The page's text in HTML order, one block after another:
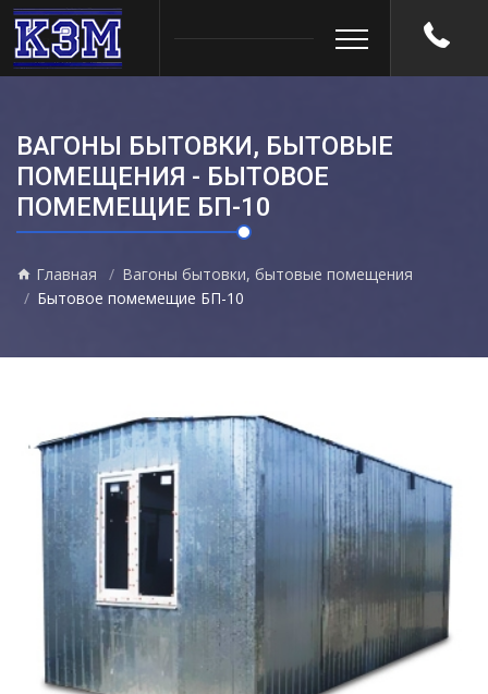
ВАГОНЫ БЫТОВКИ, БЫТОВЫЕ
ПОМЕЩЕНИЯ - БЫТОВОЕ
ПОМЕМЕЩИЕ БП-10
Главная
Вагоны бытовки, бытовые помещения
Бытовое помемещие БП-10